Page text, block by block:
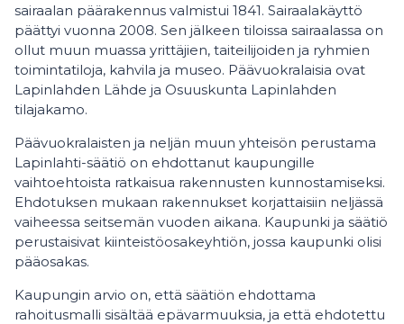
sairaalan päärakennus valmistui 1841. Sairaalakäyttö
päättyi vuonna 2008. Sen jälkeen tiloissa sairaalassa on
ollut muun muassa yrittäjien, taiteilijoiden ja ryhmien
toimintatiloja, kahvila ja museo. Päävuokralaisia ovat
Lapinlahden Lähde ja Osuuskunta Lapinlahden
tilajakamo.
Päävuokralaisten ja neljän muun yhteisön perustama
Lapinlahti-säätiö on ehdottanut kaupungille
vaihtoehtoista ratkaisua rakennusten kunnostamiseksi.
Ehdotuksen mukaan rakennukset korjattaisiin neljässä
vaiheessa seitsemän vuoden aikana. Kaupunki ja säätiö
perustaisivat kiinteistöosakeyhtiön, jossa kaupunki olisi
pääosakas.
Kaupungin arvio on, että säätiön ehdottama
rahoitusmalli sisältää epävarmuuksia, ja että ehdotettu